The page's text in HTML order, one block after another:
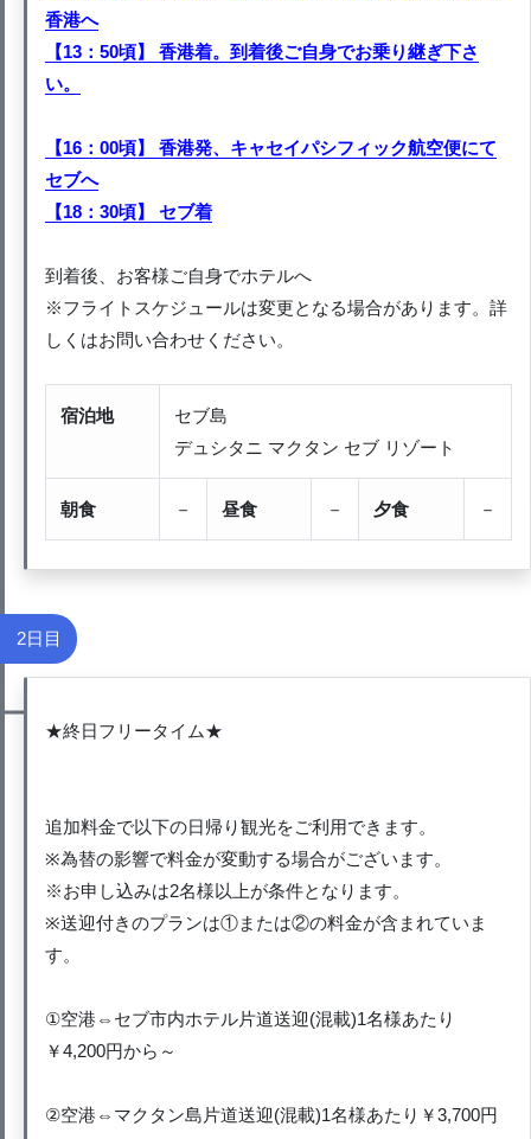
香港へ
【13：50頃】 香港着。到着後ご自身でお乗り継ぎ下さ
い。
【16：00頃】 香港発、キャセイパシフィック航空便にて
セブへ
【18：30頃】 セブ着
到着後、お客様ご自身でホテルへ
※フライトスケジュールは変更となる場合があります。詳
しくはお問い合わせください。
宿泊地
セブ島
デュシタニ マクタン セブ リゾート
朝食 － 昼食 － 夕食 －
2日目
★終日フリータイム★
追加料金で以下の日帰り観光をご利用できます。
※為替の影響で料金が変動する場合がございます。
※お申し込みは2名様以上が条件となります。
※送迎付きのプランは①または②の料金が含まれていま
す。
①空港⇔セブ市内ホテル片道送迎(混載)1名様あたり
￥4,200円から～
②空港⇔マクタン島片道送迎(混載)1名様あたり￥3,700円